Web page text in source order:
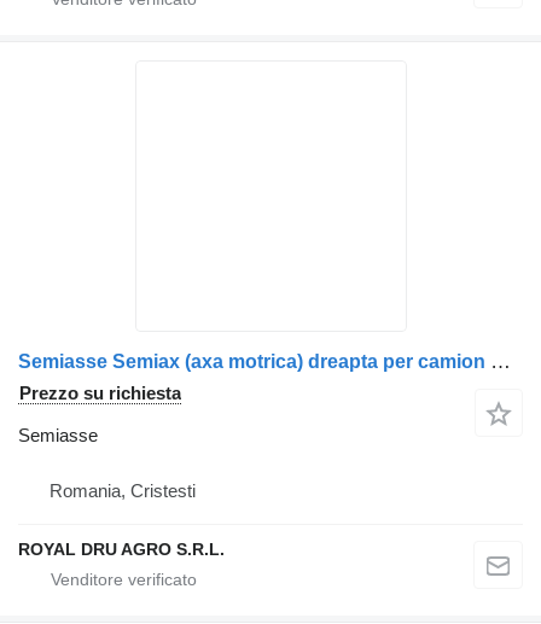
Semiasse Semiax (axa motrica) dreapta per camion Scania 1315681 / 1761195
Prezzo su richiesta
Semiasse
Romania, Cristesti
ROYAL DRU AGRO S.R.L.